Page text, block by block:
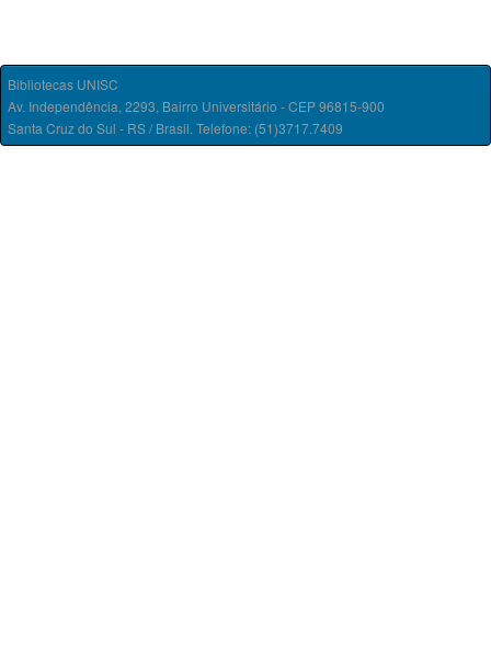
Bibliotecas UNISC
Av. Independência, 2293, Bairro Universitário - CEP 96815-900
Santa Cruz do Sul - RS / Brasil. Telefone: (51)3717.7409